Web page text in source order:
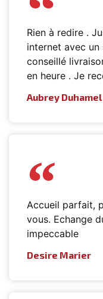
Rien à redire .
internet avec
conseillé
en heure . Je
Aubrey Duhamel
Accueil parfait,
vous. Echange
impeccable
Desire Marier